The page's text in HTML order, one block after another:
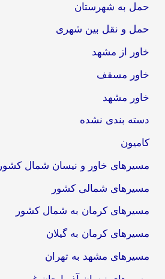
حمل به شهرستان
حمل و نقل بین شهری
خاور از مشهد
خاور مسقف
خاور مشهد
دسته بندی نشده
کامیون
مسیرهای خاور و نیسان شمال کشور
مسیرهای شمالی کشور
مسیرهای کرمان به شمال کشور
مسیرهای کرمان به گیلان
مسیرهای مشهد به تهران